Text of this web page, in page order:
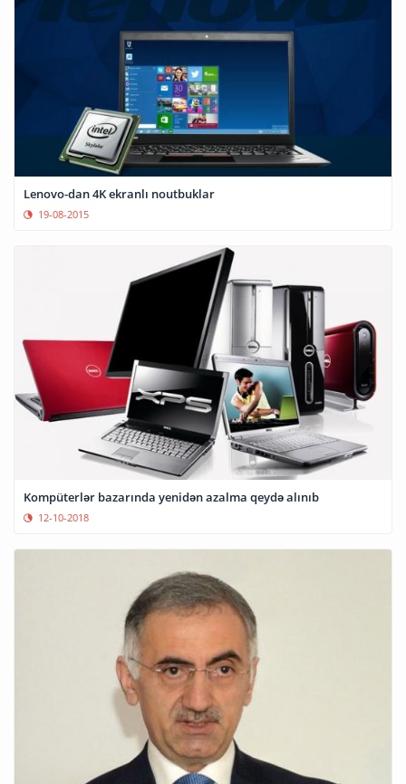
Lenovo-dan 4K ekranlı noutbuklar
19-08-2015
Kompüterlər bazarında yenidən azalma qeydə alınıb
12-10-2018